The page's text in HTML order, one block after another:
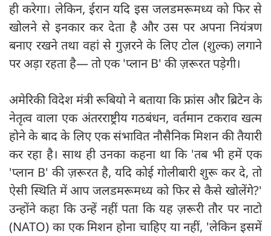
ही करेगा। लेकिन, ईरान यदि इस जलडमरूमध्य को फिर से
खोलने से इनकार कर देता है और उस पर अपना नियंत्रण
बनाए रखने तथा वहां से गुज़रने के लिए टोल (शुल्क) लगाने
पर अड़ा रहता है— तो एक 'प्लान B' की ज़रूरत पड़ेगी।
अमेरिकी विदेश मंत्री रूबियो ने बताया कि फ्रांस और ब्रिटेन के
नेतृत्व वाला एक अंतरराष्ट्रीय गठबंधन, वर्तमान टकराव खत्म
होने के बाद के लिए एक संभावित नौसैनिक मिशन की तैयारी
कर रहा है। साथ ही उनका कहना था कि 'तब भी हमें एक
'प्लान B' की ज़रूरत है, यदि कोई गोलीबारी शुरू कर दे, तो
ऐसी स्थिति में आप जलडमरूमध्य को फिर से कैसे खोलेंगे?'
उन्होंने कहा कि उन्हें नहीं पता कि यह ज़रूरी तौर पर नाटो
(NATO) का एक मिशन होना चाहिए या नहीं, 'लेकिन इसमें